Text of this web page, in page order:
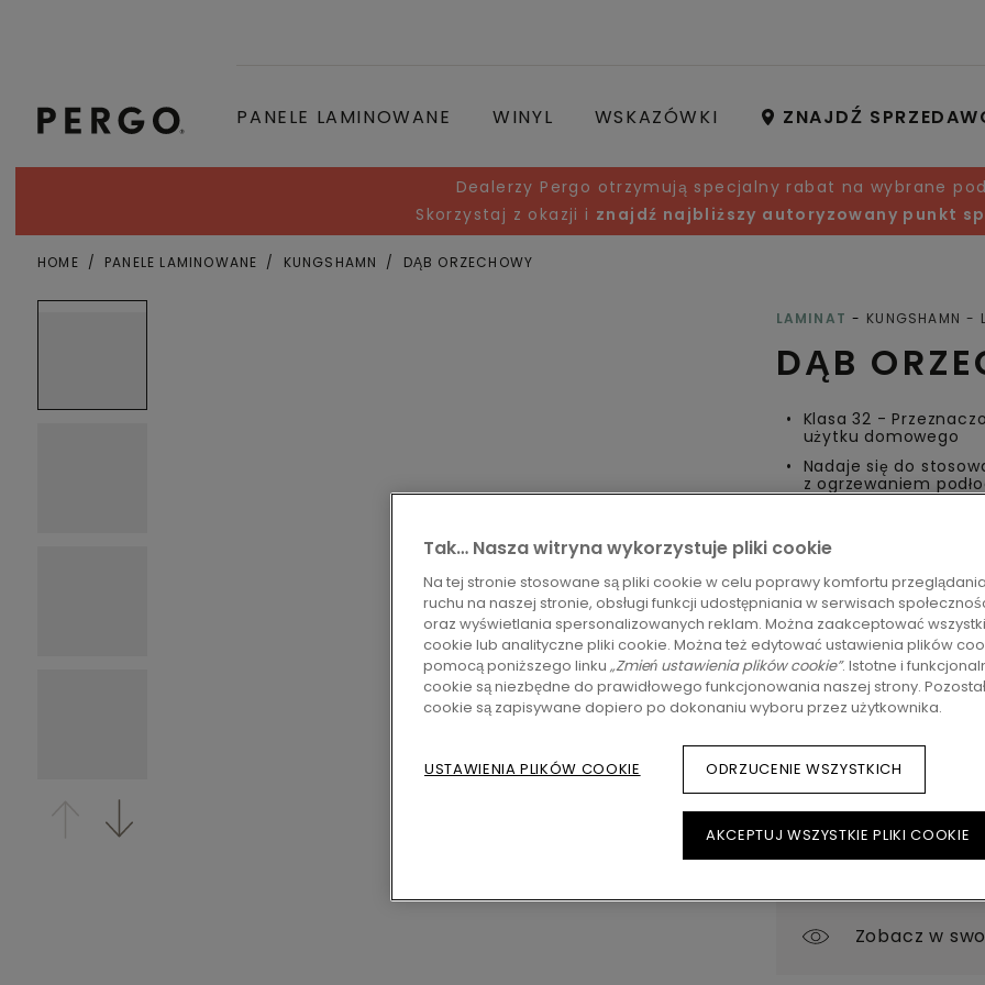
PANELE LAMINOWANE WINYL WSKAZÓWKI ZNAJDŹ
Dealerzy Pergo otrzymują specjalny rabat na wybrane
Skorzystaj z okazji i znajdź najbliższy autoryzowany punkt
HOME PANELE LAMINOWANE KUNGSHAMN DĄB ORZECHOWY
Open image in lightbox
DĄB
LAMINAT KUNGSHAMN
Klasa 32 -
użytku domowego
Nadaje się do
z ogrzewaniem
159,95
ZNAJDŹ
Chcesz zobaczyć tę
Cię jakieś pytania?
znaleźć dealera Pergo
Zobacz w
Tak… Nasza witryna wykorzystuje pliki cookie
Na tej stronie stosowane są pliki cookie w celu poprawy komfortu
ruchu na naszej stronie, obsługi funkcji udostępniania w serwisach
oraz wyświetlania spersonalizowanych reklam. Można zaakceptować
cookie lub analityczne pliki cookie. Można też edytować ustawienia plików
pomocą poniższego linku „Zmień ustawienia plików cookie”. Istotne i
cookie są niezbędne do prawidłowego funkcjonowania naszej strony.
cookie są zapisywane dopiero po dokonaniu wyboru przez użytkownika.
USTAWIENIA PLIKÓW COOKIE ODRZUCENIE WSZYSTKICH
AKCEPTUJ WSZYSTKIE PLIKI COOKIE